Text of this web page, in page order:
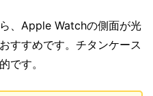
、Apple Watchの側面が光
すすめです。チタンケース
です。